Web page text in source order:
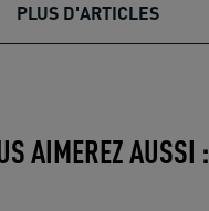
PLUS D'ARTICLES
AIMEREZ AUSSI :